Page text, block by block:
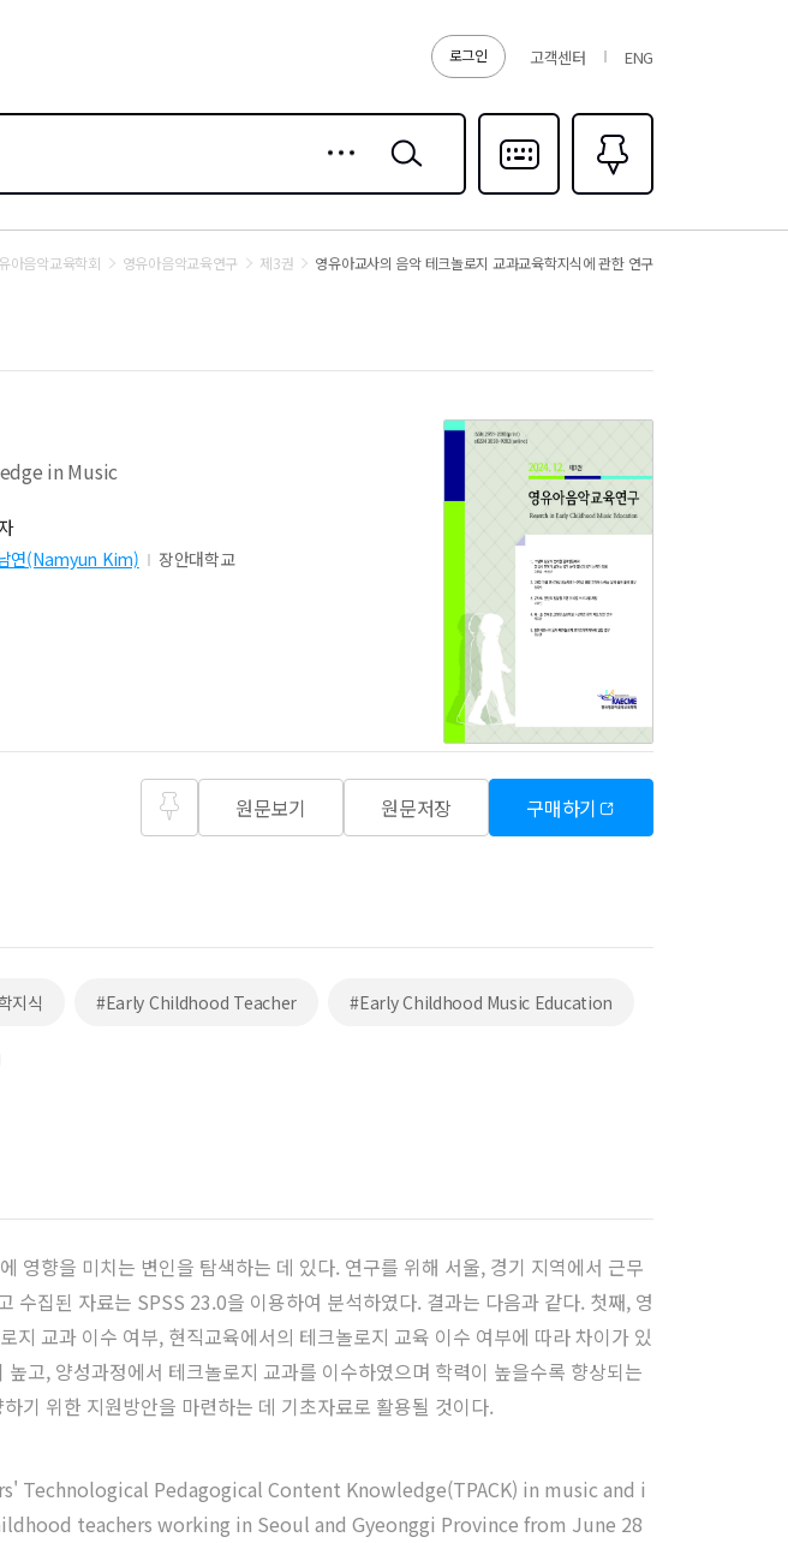
로그인 고객센터 ENG
검색
다국어입력
즐겨찾기0
아음악교육학회 영유아음악교육연구 제3권 영유아교사의 음악 테크놀로지 교과교육학지식에 관한 연구
Content Knowledge in Music
연(Namyun Kim) 장안대학교
원문보기 원문저장 구매하기
지식 #Early Childhood Teacher #Early Childhood Music Education
영향을 미치는 변인을 탐색하는 데 있다. 연구를 위해 서울, 경기 지역에서 근무
집된 자료는 SPSS 23.0을 이용하여 분석하였다. 결과는 다음과 같다. 첫째, 영
교과 이수 여부, 현직교육에서의 테크놀로지 교육 이수 여부에 따라 차이가 있
고, 양성과정에서 테크놀로지 교과를 이수하였으며 학력이 높을수록 향상되는
기 위한 지원방안을 마련하는 데 기초자료로 활용될 것이다.
Pedagogical Content Knowledge(TPACK) in music and i
teachers working in Seoul and Gyeonggi Province from June 28